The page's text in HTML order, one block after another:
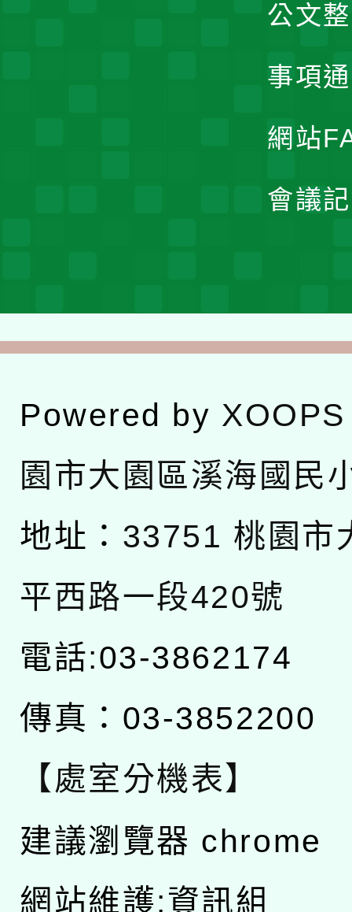
公文
事項
網站
會議
Powered by XOOPS
園市大園區溪海國民
地址： 33751 桃園市
平西路一段420號
電話:03-3862174
傳真：03-3852200
【處室分機表】
建議瀏覽器 chrome
網站維護:資訊組